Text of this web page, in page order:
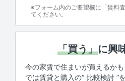
※フォーム内のご要望欄に「賃料
てください。
「買う」に興
今の家賃で住まいが買えるか
では賃貸と購入の“ 比較検討 ”